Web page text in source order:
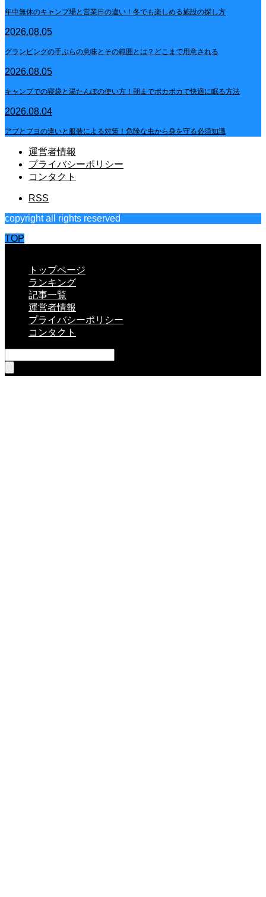
年中無休のキャンプ場と営業日の違い！冬でも楽しめる施設の探し方
2026.08.05
グランピングの手ぶらの意味とその範囲とは？どこまで用意される
2026.08.05
キャンプでの寝袋と湯たんぽの使い方！朝までポカポカで快適に眠る方法
2026.08.04
アブとブヨの違いと服装による対策！危険な虫から身を守る必須知識
運営者情報
プライバシーポリシー
コンタクト
RSS
copyright all rights reserved
TOP
トップページ
ランキング
記事一覧
運営者情報
プライバシーポリシー
コンタクト